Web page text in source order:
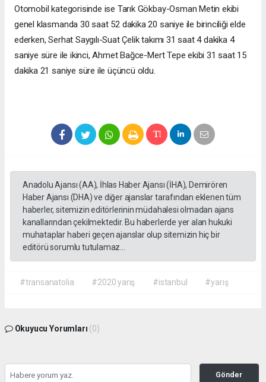
Otomobil kategorisinde ise Tarık Gökbay-Osman Metin ekibi
genel klasmanda 30 saat 52 dakika 20 saniye ile birinciliği elde
ederken, Serhat Saygılı-Suat Çelik takımı 31 saat 4 dakika 4
saniye süre ile ikinci, Ahmet Bağce-Mert Tepe ekibi 31 saat 15
dakika 21 saniye süre ile üçüncü oldu.
Anadolu Ajansı (AA), İhlas Haber Ajansı (İHA), Demirören
Haber Ajansı (DHA) ve diğer ajanslar tarafından eklenen tüm
haberler, sitemizin editörlerinin müdahalesi olmadan ajans
kanallarından çekilmektedir. Bu haberlerde yer alan hukuki
muhataplar haberi geçen ajanslar olup sitemizin hiç bir
editörü sorumlu tutulamaz...
#transanatolia #2020 yarış #istanbul #yarış
Okuyucu Yorumları (0)
Gönder